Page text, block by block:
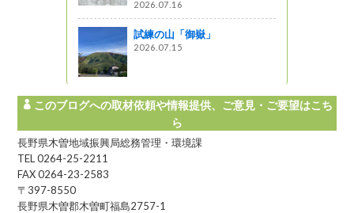
2026.07.16
試練の山「御嶽」
2026.07.15
このブログへの取材依頼や情報提供、ご意見・ご要望はこち
ら
長野県木曽地域振興局総務管理・環境課
TEL 0264-25-2211
FAX 0264-23-2583
〒397-8550
長野県木曽郡木曽町福島2757-1